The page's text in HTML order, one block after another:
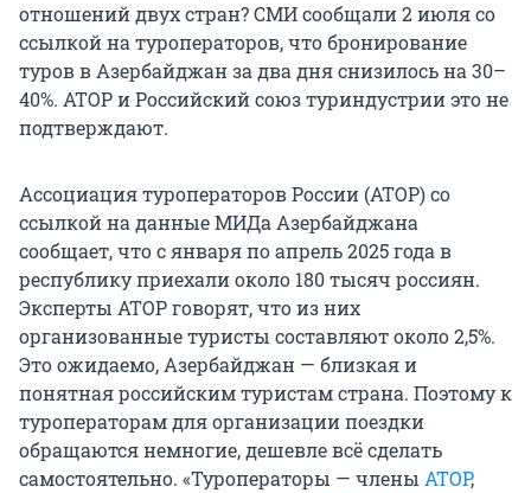
отношений двух стран? СМИ сообщали 2 июля со
ссылкой на туроператоров, что бронирование
туров в Азербайджан за два дня снизилось на 30–
40%. АТОР и Российский союз туриндустрии это не
подтверждают.
Ассоциация туроператоров России (АТОР) со
ссылкой на данные МИДа Азербайджана
сообщает, что с января по апрель 2025 года в
республику приехали около 180 тысяч россиян.
Эксперты АТОР говорят, что из них
организованные туристы составляют около 2,5%.
Это ожидаемо, Азербайджан — близкая и
понятная российским туристам страна. Поэтому к
туроператорам для организации поездки
обращаются немногие, дешевле всё сделать
самостоятельно. «Туроператоры — члены АТОР,